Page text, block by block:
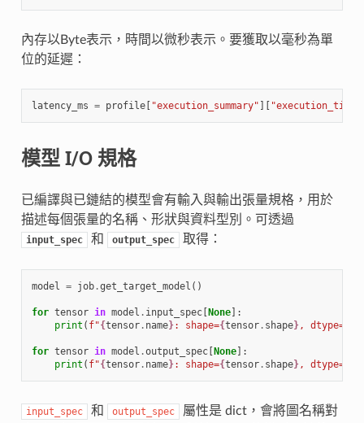
內存以Byte表示，時間以微秒表示。要獲取以毫秒為單
位的延遲：
latency_ms = profile[ "execution_summary" ][ "execution_time"
模型 I/O 規格
已編譯與已鏈結的模型會有輸入與輸出張量規格，用於
描述每個張量的名稱、形狀與資料型別。可透過
input_spec 和 output_spec 取得：
model = job.get_target_model ()
for tensor in model . input_spec[None]:
print ( f"{tensor. name}: shape={tensor. shape}, dtype=
for tensor in model .output_spec[None]:
print ( f"{tensor. name}: shape={tensor. shape}, dtype=
input_spec 和 output_spec
屬性是 dict，會將圖名稱對